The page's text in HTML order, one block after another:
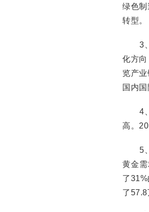
绿色
转型。
3、
化方
览产
国内
4、
高。
5、
黄金
了
了57.8